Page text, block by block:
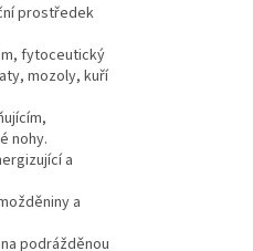
prostředek
fytoceutický
mozoly, kuří
nohy.
a
a
podrážděnou